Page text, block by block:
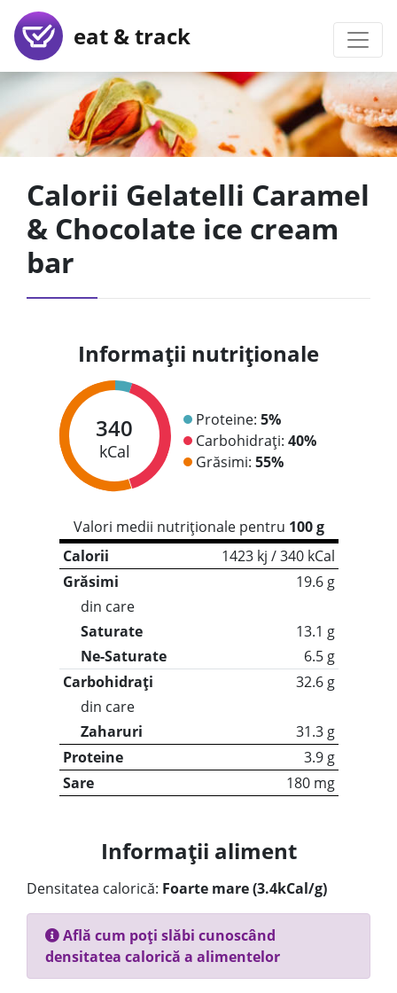
eat & track
Calorii Gelatelli Caramel
& Chocolate ice cream
bar
Informații nutriționale
340
kCal
Proteine: 5%
Carbohidrați: 40%
Grăsimi: 55%
Valori medii nutriționale pentru 100 g
Calorii
1423 kj / 340 kCal
Grăsimi
19.6 g
din care
Saturate
13.1 g
Ne-Saturate
6.5 g
Carbohidrați
32.6 g
din care
Zaharuri
31.3 g
Proteine
3.9 g
Sare
180 mg
Informații aliment
Densitatea calorică: Foarte mare (3.4kCal/g)
Află cum poți slăbi cunoscând
densitatea calorică a alimentelor